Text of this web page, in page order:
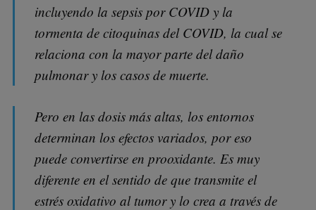
incluyendo la sepsis por COVID y la
tormenta de citoquinas del COVID, la cual se
relaciona con la mayor parte del daño
pulmonar y los casos de muerte.
Pero en las dosis más altas, los entornos
determinan los efectos variados, por eso
puede convertirse en prooxidante. Es muy
diferente en el sentido de que transmite el
estrés oxidativo al tumor y lo crea a través de